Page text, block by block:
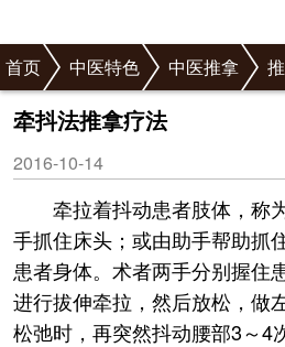
首页 中医特色 中医推拿
牵抖法推拿疗法
2016-10-14
牵拉着抖动患者肢体，称
手抓住床头；或由助手帮助抓
患者身体。术者两手分别握住
进行拔伸牵拉，然后放松，做
松弛时，再突然抖动腰部3～4